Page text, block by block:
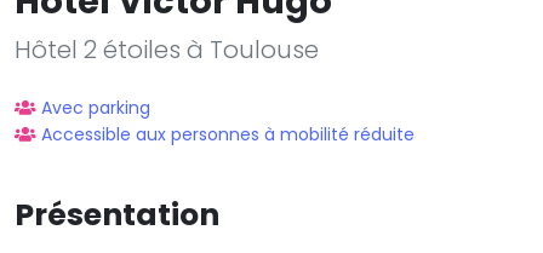
Hôtel 2 étoiles à Toulouse
Avec parking
Accessible aux personnes à mobilité réduite
Présentation